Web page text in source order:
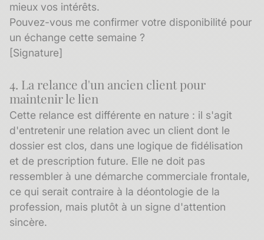
mieux vos intérêts.
Pouvez-vous me confirmer votre disponibilité pour
un échange cette semaine ?
[Signature]
4. La relance d'un ancien client pour
maintenir le lien
Cette relance est différente en nature : il s'agit
d'entretenir une relation avec un client dont le
dossier est clos, dans une logique de fidélisation
et de prescription future. Elle ne doit pas
ressembler à une démarche commerciale frontale,
ce qui serait contraire à la déontologie de la
profession, mais plutôt à un signe d'attention
sincère.